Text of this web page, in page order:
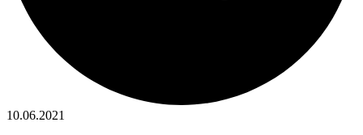
10.06.2021